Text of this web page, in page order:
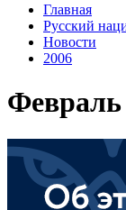
Главная
Русский
Новости
2006
Февраль